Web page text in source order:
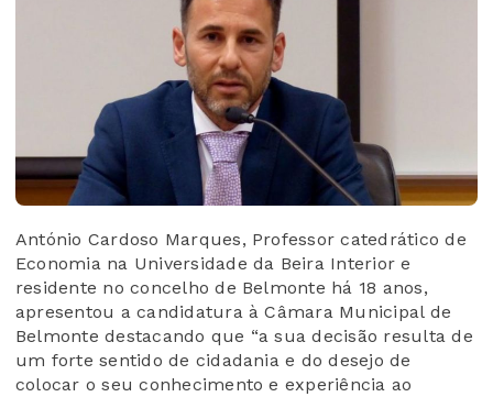
António Cardoso Marques, Professor catedrático de
Economia na Universidade da Beira Interior e
residente no concelho de Belmonte há 18 anos,
apresentou a candidatura à Câmara Municipal de
Belmonte destacando que “a sua decisão resulta de
um forte sentido de cidadania e do desejo de
colocar o seu conhecimento e experiência ao